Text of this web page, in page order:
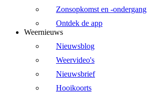
Zonsopkomst en -ondergang
Ontdek de app
Weernieuws
Nieuwsblog
Weervideo's
Nieuwsbrief
Hooikoorts